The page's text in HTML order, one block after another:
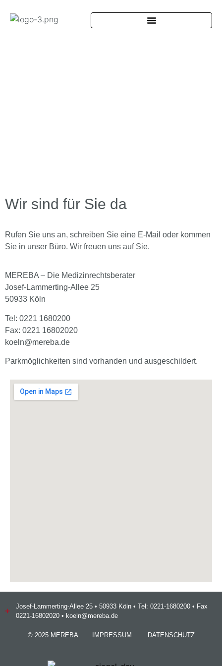
Wir sind für Sie da
Rufen Sie uns an, schreiben Sie eine E-Mail oder kommen
Sie in unser Büro. Wir freuen uns auf Sie.
MEREBA – Die Medizinrechtsberater
Josef-Lammerting-Allee 25
50933 Köln
Tel : 0221 1680200
Fax: 0221 16802020
koeln@mereba.de
Parkmöglichkeiten sind vorhanden und ausgeschildert.
Josef-Lammerting-Allee 25 • 50933 Köln • Tel: 0221-1680200 • Fax
0221-16802020 • koeln@mereba.de
© 2025 MEREBA IMPRESSUM DATENSCHUTZ